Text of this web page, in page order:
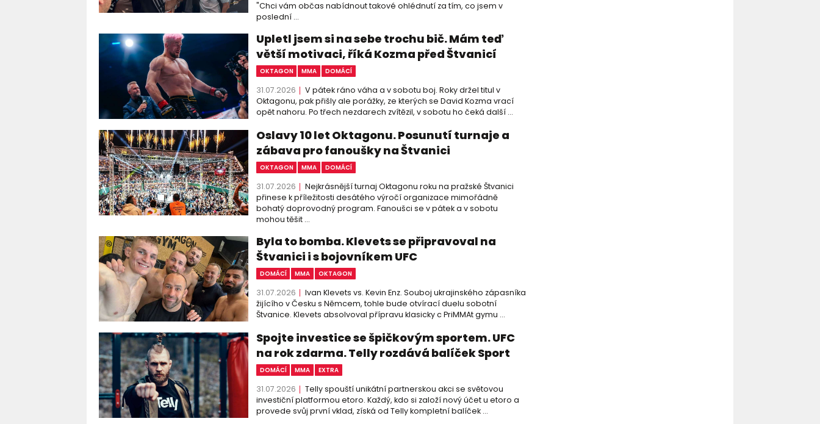
"Chci vám občas nabídnout takové ohlédnutí za tím, co jsem v
poslední ...
Upletl jsem si na sebe trochu bič. Mám teď
větší motivaci, říká Kozma před Štvanicí
OKTAGON MMA DOMÁCÍ
31.07.2026
V pátek ráno váha a v sobotu boj. Roky držel titul v
Oktagonu, pak přišly ale porážky, ze kterých se David Kozma vrací
opět nahoru. Po třech nezdarech zvítězil, v sobotu ho čeká další ...
Oslavy 10 let Oktagonu. Posunutí turnaje a
zábava pro fanoušky na Štvanici
OKTAGON MMA DOMÁCÍ
31.07.2026
Nejkrásnější turnaj Oktagonu roku na pražské Štvanici
přinese k příležitosti desátého výročí organizace mimořádně
bohatý doprovodný program. Fanoušci se v pátek a v sobotu
mohou těšit ...
Byla to bomba. Klevets se připravoval na
Štvanici i s bojovníkem UFC
DOMÁCÍ MMA OKTAGON
31.07.2026
Ivan Klevets vs. Kevin Enz. Souboj ukrajinského zápasníka
žijícího v Česku s Němcem, tohle bude otvírací duelu sobotní
Štvanice. Klevets absolvoval přípravu klasicky c PriMMAt gymu ...
Spojte investice se špičkovým sportem. UFC
na rok zdarma. Telly rozdává balíček Sport
DOMÁCÍ MMA EXTRA
31.07.2026
Telly spouští unikátní partnerskou akci se světovou
investiční platformou etoro. Každý, kdo si založí nový účet u etoro a
provede svůj první vklad, získá od Telly kompletní balíček ...